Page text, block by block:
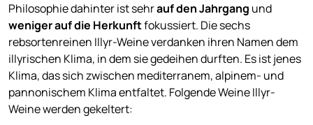
Philosophie dahinter ist sehrauf den Jahrgang und
weniger auf die Herkunftfokussiert. Die sechs
rebsortenreinen Illyr-Weine verdanken ihren Namen dem
illyrischen Klima, in dem sie gedeihen durften. Es ist jenes
Klima, das sich zwischen mediterranem, alpinem- und
pannonischem Klima entfaltet. Folgende Weine Illyr-
Weine werden gekeltert: